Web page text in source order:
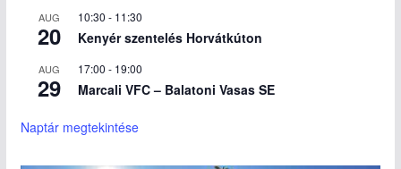
AUG
20
10:30 - 11:30
Kenyér szentelés Horvátkúton
AUG
29
17:00 - 19:00
Marcali VFC – Balatoni Vasas SE
Naptár megtekintése